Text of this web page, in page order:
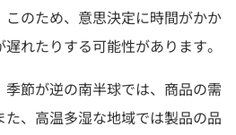
のため、意思決定に時間がかか
れたりする可能性があります。
節が逆の南半球では、商品の需
、高温多湿な地域では製品の品